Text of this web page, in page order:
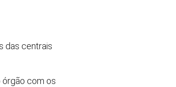
das centrais
órgão com os